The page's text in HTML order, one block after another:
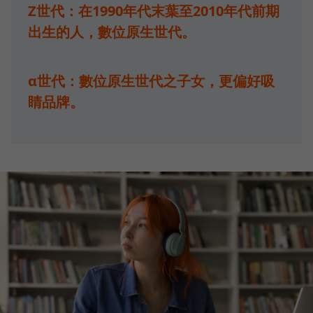
Z世代：在1990年代末葉至2010年代前期
出生的人，數位原生世代。
α世代：數位原生世代之子女，更偏好吸
睛品牌。